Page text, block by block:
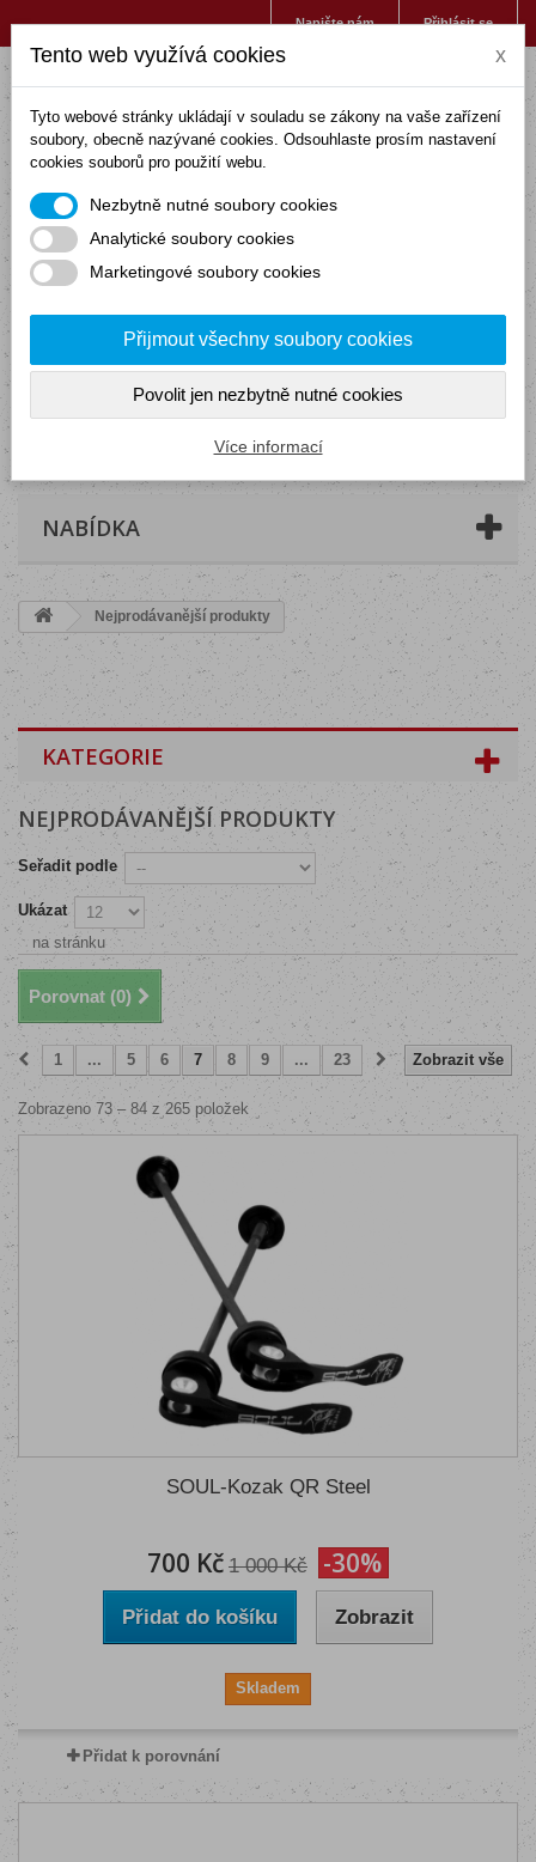
Přihlásit se
Napište nám
(prázdný)
NABÍDKA
Nejprodávanější produkty
KATEGORIE
NEJPRODÁVANĚJŠÍ PRODUKTY
Seřadit podle
Ukázat
na stránku
Porovnat (0)
Zobrazit vše
1 ... 5 6 7 8 9 ... 23
Zobrazeno 73 – 84 z 265 položek
SOUL-Kozak QR Steel
700 Kč 1 000 Kč -30%
Přidat do košíku Zobrazit
Skladem
Přidat k porovnání
Tento web využívá cookies x
Tyto webové stránky ukládají v souladu se zákony na vaše zařízení
soubory, obecně nazývané cookies. Odsouhlaste prosím nastavení
cookies souborů pro použití webu.
Nezbytně nutné soubory cookies
Analytické soubory cookies
Marketingové soubory cookies
Přijmout všechny soubory cookies
Povolit jen nezbytně nutné cookies
Více informací